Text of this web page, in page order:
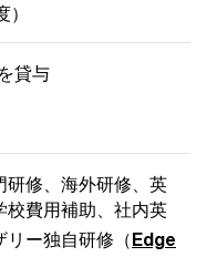
貸与
研修、海外研修、英
校費用補助、社内英
リー独自研修（Edge